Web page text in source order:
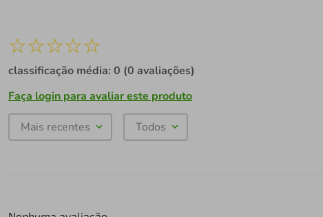
☆☆☆☆☆
classificação média: 0 (0 avaliações)
Faça login para avaliar este produto
Mais recentes Todos